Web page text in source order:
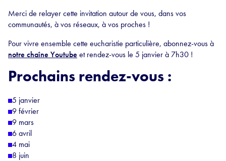
Merci de relayer cette invitation autour de vous, dans vos
communautés, à vos réseaux, à vos proches !
Pour vivre ensemble cette eucharistie particulière, abonnez-vous à
notre chaîne Youtube et rendez-vous le 5 janvier à 7h30 !
Prochains rendez-vous :
5 janvier
9 février
9 mars
6 avril
4 mai
8 juin